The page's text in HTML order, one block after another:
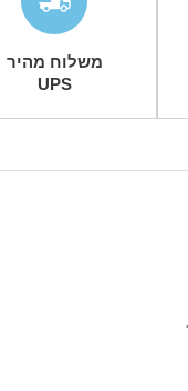
משלוח מהיר
UPS